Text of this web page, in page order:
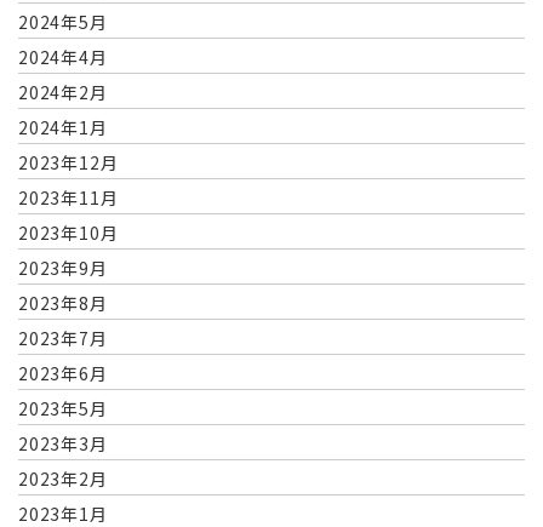
2024年5月
2024年4月
2024年2月
2024年1月
2023年12月
2023年11月
2023年10月
2023年9月
2023年8月
2023年7月
2023年6月
2023年5月
2023年3月
2023年2月
2023年1月